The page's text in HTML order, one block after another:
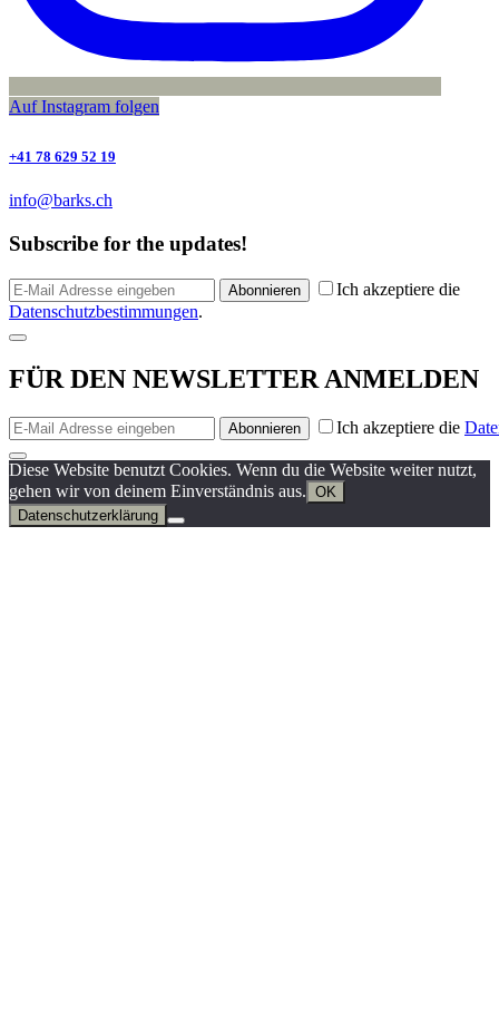
Auf Instagram folgen
+41 78 629 52 19
info@barks.ch
Subscribe for the updates!
Abonnieren
Ich akzeptiere die
Datenschutzbestimmungen.
FÜR DEN NEWSLETTER ANMELDEN
Abonnieren Ich akzeptiere die
Diese Website benutzt Cookies. Wenn du die Website weiter nutzt,
gehen wir von deinem Einverständnis aus. OK
Datenschutzerklärung